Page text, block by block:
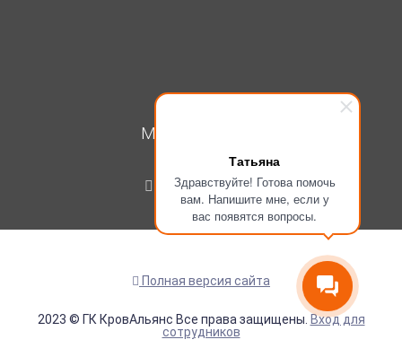
Татьяна
Здравствуйте! Готова помочь
вам. Напишите мне, если у
вас появятся вопросы.
МОЙ КАБИНЕТ
Регистрация
Полная версия сайта
2023 © ГК КровАльянс Все права защищены. Вход для
сотрудников